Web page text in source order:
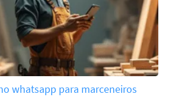
whatsapp para marceneiros